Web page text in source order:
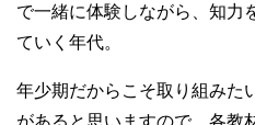
で一緒に体験しながら、知力
ていく年代。
年少期だからこそ取り組みた
があると思いますので、各教